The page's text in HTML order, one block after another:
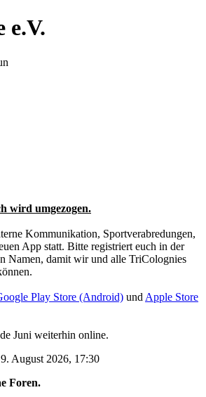
e.V.
wird umgezogen.
Kommunikation, Sportverabredungen,
App statt. Bitte registriert euch in der
Namen, damit wir und alle TriColognies
Play Store (Android) und Apple Store
Juni weiterhin online.
August 2026, 17:30
Foren.